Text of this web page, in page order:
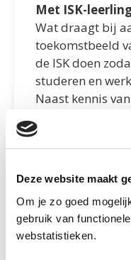
Deze website maakt
Om je zo goed
gebruik van
webstatistieken.
Met ISK-
Wat draagt bij
toekomstbeeld
de ISK doen
studeren en
Naast kennis
praktijk
veel aandacht
nieuwkomers
werkexploratie
belangrijk zijn
te ontdekken en